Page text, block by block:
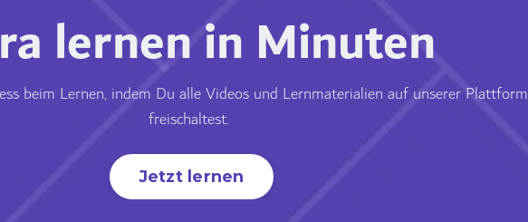
lernen in Minuten
beim Lernen, indem Du alle Videos und Lernmaterialien auf unserer Plattform
freischaltest.
Jetzt lernen